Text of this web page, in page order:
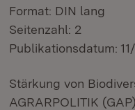
Format: DIN lang
Seitenzahl: 2
Publikationsdatum:
Stärkung von
AGRARPOLITIK